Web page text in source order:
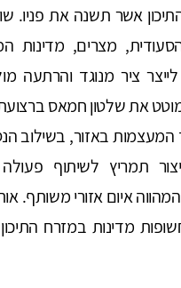
אשר תשנה את פניו.
מצרים, מדינות
ציר מנוגד והרתעה
את שלטון חמאס ברצועת
באזור, בשילוב
תמריץ לשיתוף
איום אזורי משותף.
מדינות במזרח התיכון